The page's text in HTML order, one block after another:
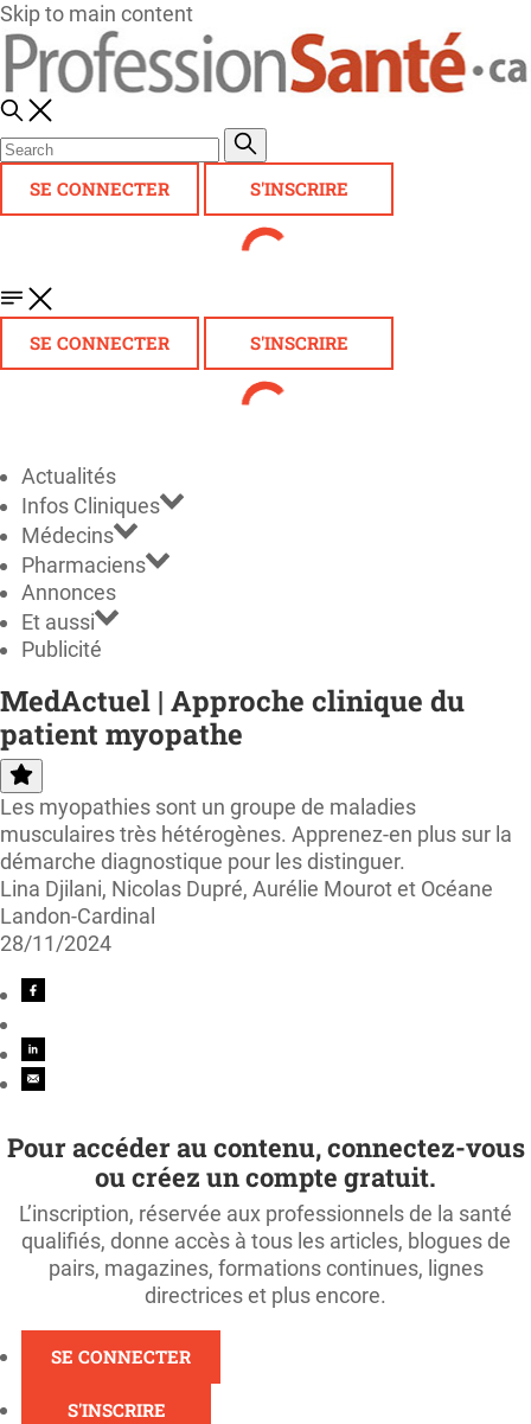
Skip to main content
SE CONNECTER S'INSCRIRE
SE CONNECTER S'INSCRIRE
Actualités
Infos Cliniques
Médecins
Pharmaciens
Annonces
Et aussi
Publicité
MedActuel | Approche clinique du
patient myopathe
Les myopathies sont un groupe de maladies
musculaires très hétérogènes. Apprenez-en plus sur la
démarche diagnostique pour les distinguer.
Lina Djilani, Nicolas Dupré, Aurélie Mourot et Océane
Landon-Cardinal
28/11/2024
Pour accéder au contenu, connectez-vous
ou créez un compte gratuit.
L’inscription, réservée aux professionnels de la santé
qualifiés, donne accès à tous les articles, blogues de
pairs, magazines, formations continues, lignes
directrices et plus encore.
SE CONNECTER
S'INSCRIRE